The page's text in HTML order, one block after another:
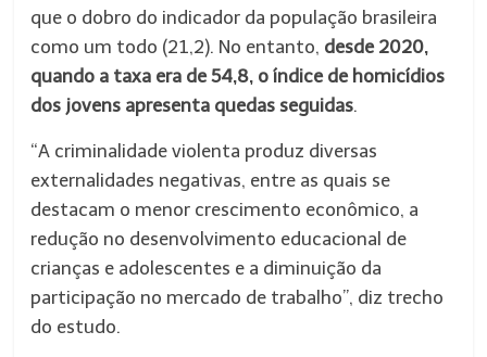
que o dobro do indicador da população brasileira
como um todo (21,2). No entanto, desde 2020,
quando a taxa era de 54,8, o índice de homicídios
dos jovens apresenta quedas seguidas.
“A criminalidade violenta produz diversas
externalidades negativas, entre as quais se
destacam o menor crescimento econômico, a
redução no desenvolvimento educacional de
crianças e adolescentes e a diminuição da
participação no mercado de trabalho”, diz trecho
do estudo.